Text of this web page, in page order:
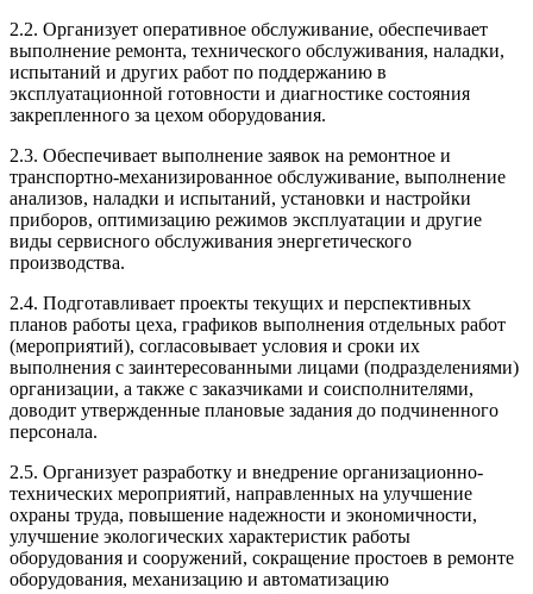
2.2. Организует оперативное обслуживание, обеспечивает
выполнение ремонта, технического обслуживания, наладки,
испытаний и других работ по поддержанию в
эксплуатационной готовности и диагностике состояния
закрепленного за цехом оборудования.
2.3. Обеспечивает выполнение заявок на ремонтное и
транспортно-механизированное обслуживание, выполнение
анализов, наладки и испытаний, установки и настройки
приборов, оптимизацию режимов эксплуатации и другие
виды сервисного обслуживания энергетического
производства.
2.4. Подготавливает проекты текущих и перспективных
планов работы цеха, графиков выполнения отдельных работ
(мероприятий), согласовывает условия и сроки их
выполнения с заинтересованными лицами (подразделениями)
организации, а также с заказчиками и соисполнителями,
доводит утвержденные плановые задания до подчиненного
персонала.
2.5. Организует разработку и внедрение организационно-
технических мероприятий, направленных на улучшение
охраны труда, повышение надежности и экономичности,
улучшение экологических характеристик работы
оборудования и сооружений, сокращение простоев в ремонте
оборудования, механизацию и автоматизацию